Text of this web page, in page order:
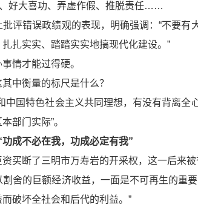
好大喜功、弄虚作假、推脱责任……
评错误政绩观的表现，明确强调：“不要
扎实实、踏踏实实地搞现代化建设。”
情才能过得硬。
中衡量的标尺是什么？
中国特色社会主义共同理想，有没有背离
部门实际”。
成不必在我，功成必定有我”
买断了三明市万寿岩的开采权，这一后来
舍的巨额经济收益，一面是不可再生的重
破坏全社会和后代的利益。”